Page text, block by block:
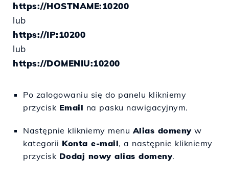
https://HOSTNAME:10200
lub
https://IP:10200
lub
https://DOMENIU:10200
Po zalogowaniu się do panelu klikniemy
przycisk Email na pasku nawigacyjnym.
Następnie klikniemy menuAlias domeny w
kategorii Konta e-mail, a następnie klikniemy
przycisk Dodaj nowy alias domeny.